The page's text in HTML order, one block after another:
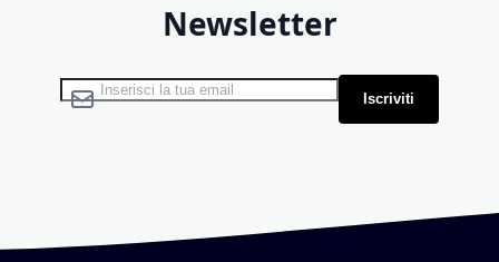
Newsletter
Iscriviti alla nostra Newsletter: Iscriviti